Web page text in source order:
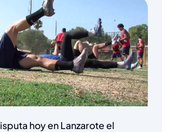
hoy en Lanzarote el